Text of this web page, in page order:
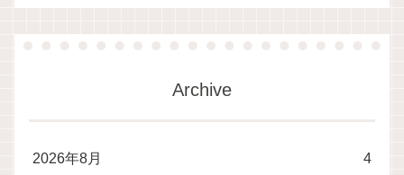
Archive
2026年8月 4